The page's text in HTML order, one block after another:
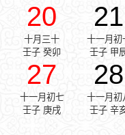
20
十月三十
壬子 癸卯
21
十一月初
壬子 甲
27
十一月初七
壬子 庚戌
28
十一月初
壬子 辛